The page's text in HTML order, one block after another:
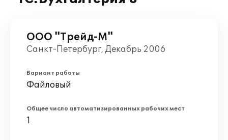
ООО "Трейд-М"
Санкт-Петербург, Декабрь 2006
Вариант работы
Файловый
Общее число автоматизированных рабочих мест
1